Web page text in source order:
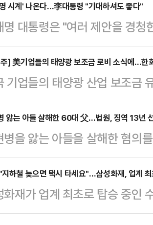
연 중학교 1학년 수준은 되는
원은 11일 CBS라디오 '뉴스
학교 1학년 학생에게 비상계
전쟁이라든지 비상사태 때 대
계엄은 평화로운 시기에 대통
.앞서 김용태 …
시계' 나온다…李대통령 "기대하셔도 좋다"
명 대통령은 "여러 제안을 경
이 적합하겠다고 판단해 가성
다.11일 정치권에 따르면 이
련해 언론에 일부만 보도되면
서 이같이 말했다.이어 "얼마
시계 선물에 관한 이야기가 나
다"고 설명했다.그러면서 "이
중 시계가…
] 美기업들의 태양광 보조금 로비 소식에…한
기업들의 태양광 산업 보조금
들이 상승하고 있다.한국거래
에서 한화솔루션은 전 거래
지고 있다.그 밖에도 HD현대
등 태양광 관련주들이 일
널(WSJ)은 10일(현지시각)
도록 관련 기업들이 로비활동
국 대표…
앓는 아들 살해한 60대 父…법원, 징역 13년
병을 앓는 아들을 살해한 혐의
고했다.부산지방법원 형사5
된 60대 A씨에게 징역 13년을
부산 금정구 부곡동 한 거리
를 받는다.A씨 가족은 조현병
"지하철 늦으면 택시 타세요"…삼성화재, 업계
화재가 업계 최초로 탑승 중인
장해 주는 보험을 선보인다